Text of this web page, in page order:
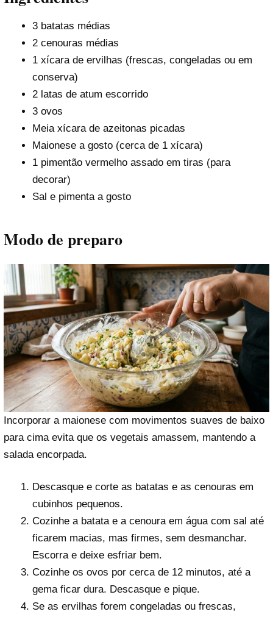
3 batatas médias
2 cenouras médias
1 xícara de ervilhas (frescas, congeladas ou em
conserva)
2 latas de atum escorrido
3 ovos
Meia xícara de azeitonas picadas
Maionese a gosto (cerca de 1 xícara)
1 pimentão vermelho assado em tiras (para
decorar)
Sal e pimenta a gosto
Modo de preparo
Incorporar a maionese com movimentos suaves de baixo
para cima evita que os vegetais amassem, mantendo a
salada encorpada.
Descasque e corte as batatas e as cenouras em
cubinhos pequenos.
Cozinhe a batata e a cenoura em água com sal até
ficarem macias, mas firmes, sem desmanchar.
Escorra e deixe esfriar bem.
Cozinhe os ovos por cerca de 12 minutos, até a
gema ficar dura. Descasque e pique.
Se as ervilhas forem congeladas ou frescas,